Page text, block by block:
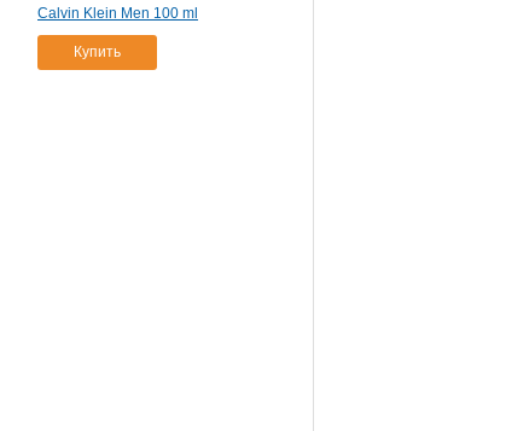
Calvin Klein Men 100 ml
Купить